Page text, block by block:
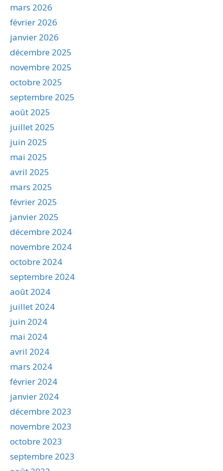
mars 2026
février 2026
janvier 2026
décembre 2025
novembre 2025
octobre 2025
septembre 2025
août 2025
juillet 2025
juin 2025
mai 2025
avril 2025
mars 2025
février 2025
janvier 2025
décembre 2024
novembre 2024
octobre 2024
septembre 2024
août 2024
juillet 2024
juin 2024
mai 2024
avril 2024
mars 2024
février 2024
janvier 2024
décembre 2023
novembre 2023
octobre 2023
septembre 2023